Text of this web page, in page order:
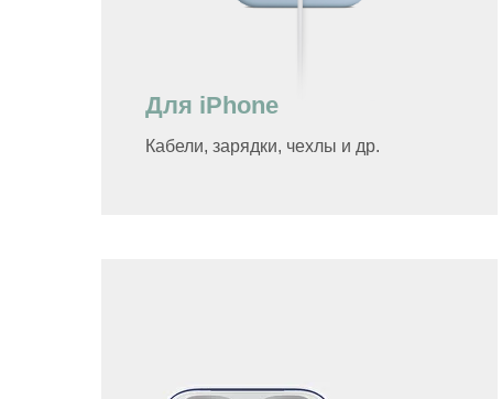
Для iPhone
Кабели, зарядки, чехлы и др.